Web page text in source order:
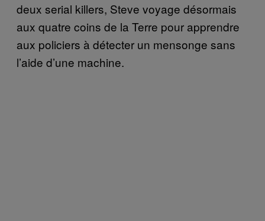
deux serial killers, Steve voyage désormais
aux quatre coins de la Terre pour apprendre
aux policiers à détecter un mensonge sans
l’aide d’une machine.